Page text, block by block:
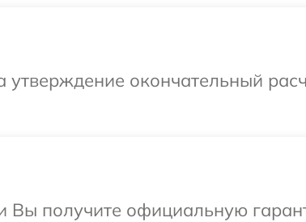
окончательный
Вы получите официальную